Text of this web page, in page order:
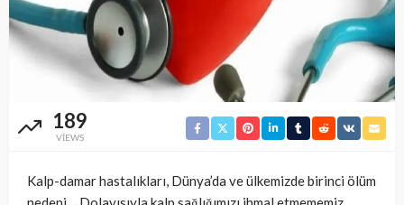
189
VIEWS
Kalp-damar hastalıkları, Dünya’da ve ülkemizde birinci ölüm